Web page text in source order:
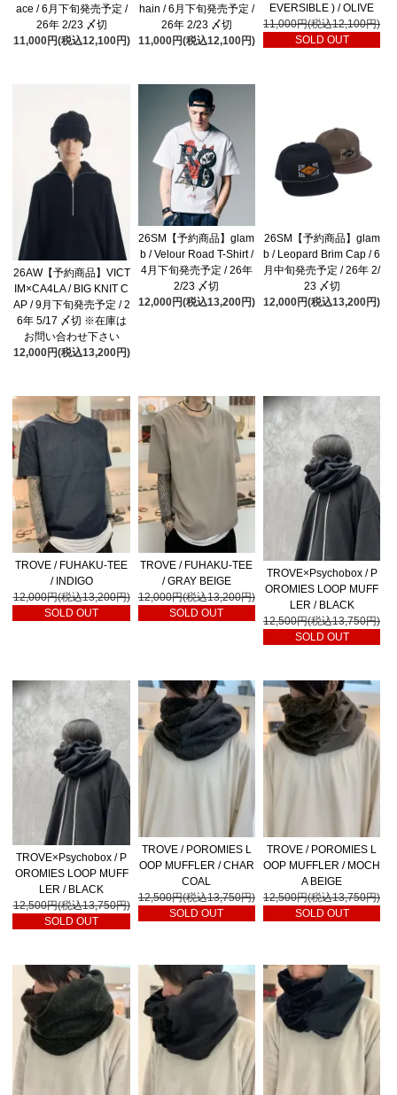
ace / 6月下旬発売予定 /
26年 2/23 〆切
11,000円(税込12,100円)
hain / 6月下旬発売予定 /
26年 2/23 〆切
11,000円(税込12,100円)
EVERSIBLE ) / OLIVE
11,000円(税込12,100円)
SOLD OUT
26AW【予約商品】VICT
IM×CA4LA / BIG KNIT C
AP / 9月下旬発売予定 / 2
6年 5/17 〆切 ※在庫は
お問い合わせ下さい
12,000円(税込13,200円)
26SM【予約商品】glam
b / Velour Road T-Shirt /
4月下旬発売予定 / 26年
2/23 〆切
12,000円(税込13,200円)
26SM【予約商品】glam
b / Leopard Brim Cap / 6
月中旬発売予定 / 26年 2/
23 〆切
12,000円(税込13,200円)
TROVE / FUHAKU-TEE
/ INDIGO
12,000円(税込13,200円)
SOLD OUT
TROVE / FUHAKU-TEE
/ GRAY BEIGE
12,000円(税込13,200円)
SOLD OUT
TROVE×Psychobox / P
OROMIES LOOP MUFF
LER / BLACK
12,500円(税込13,750円)
SOLD OUT
TROVE×Psychobox / P
OROMIES LOOP MUFF
LER / BLACK
12,500円(税込13,750円)
SOLD OUT
TROVE / POROMIES L
OOP MUFFLER / CHAR
COAL
12,500円(税込13,750円)
SOLD OUT
TROVE / POROMIES L
OOP MUFFLER / MOCH
A BEIGE
12,500円(税込13,750円)
SOLD OUT